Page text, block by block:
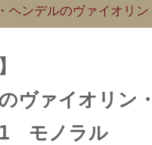
・ヘンデルのヴァイ
ヴァイオリン
モノラル